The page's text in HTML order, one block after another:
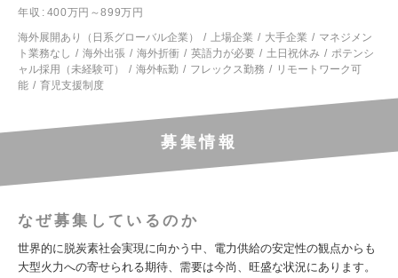
年収
400万円～899万円
海外展開あり（日系グローバル企業）
上場企業 大手企業
マネジメン
ト業務なし
海外出張 海外折衝 英語力が必要 土日祝休み
ポテンシ
ャル採用（未経験可）
海外転勤 フレックス勤務
リモートワーク可
能
育児支援制度
募集情報
なぜ募集しているのか
世界的に脱炭素社会実現に向かう中、電力供給の安定性の観点からも
大型火力への寄せられる期待、需要は今尚、旺盛な状況にあります。